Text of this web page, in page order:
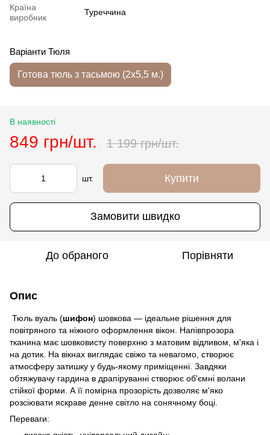
Країна
виробник
Туреччина
Варіанти Тюля
Готова тюль з тасьмою (2х5,5 м.)
В наявності
849 грн/шт. 1 199 грн/шт.
шт. Купити
Замовити швидко
До обраного Порівняти
Опис
Тюль вуаль (шифон) шовкова — ідеальне рішення для
повітряного та ніжного оформлення вікон. Напівпрозора
тканина має шовковисту поверхню з матовим відливом, м'яка і
на дотик. На вікнах виглядає свіжо та невагомо, створює
атмосферу затишку у будь-якому приміщенні. Завдяки
обтяжувачу гардина в драпіруванні створює об'ємні волани
стійкої форми. А її помірна прозорість дозволяє м'яко
розсіювати яскраве денне світло на сонячному боці.
Переваги: